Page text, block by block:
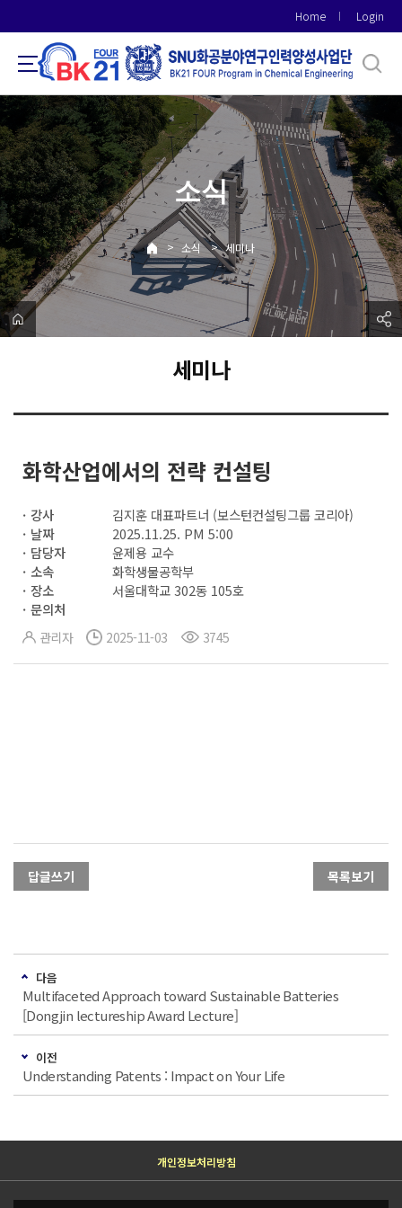
로
메
뉴
Home Login
소식
> 소식 > 세미나
세미나
화학산업에서의 전략 컨설팅
강사
김지훈 대표파트너 (보스턴컨설팅그룹 코리아)
날짜
2025.11.25. PM 5:00
담당자
윤제용 교수
소속
화학생물공학부
장소
서울대학교 302동 105호
문의처
관리자 2025-11-03 3745
답글쓰기 목록보기
다음
Multifaceted Approach toward Sustainable Batteries
[Dongjin lectureship Award Lecture]
이전
Understanding Patents : Impact on Your Life
개인정보처리방침